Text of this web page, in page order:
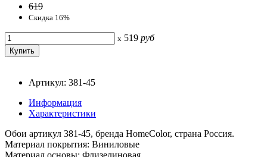
619
Скидка 16%
x 519 руб
Артикул: 381-45
Информация
Характеристики
Обои артикул 381-45, бренда HomeColor, страна Россия.
Материал покрытия: Виниловые
Материал основы: Флизелиновая